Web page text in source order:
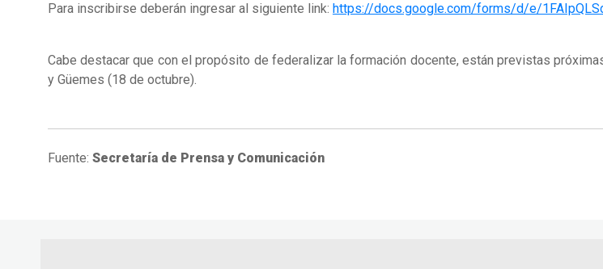
Para inscribirse deberán ingresar al siguiente link: https://docs.google.com/forms/d/e/
Cabe destacar que con el propósito de federalizar la formación docente, están previstas
y Güemes (18 de octubre).
Fuente: Secretaría de Prensa y Comunicación